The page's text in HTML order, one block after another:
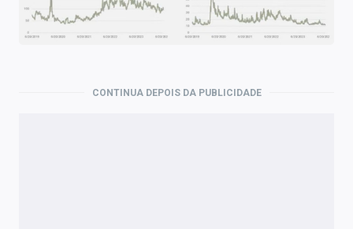
CONTINUA DEPOIS DA PUBLICIDADE